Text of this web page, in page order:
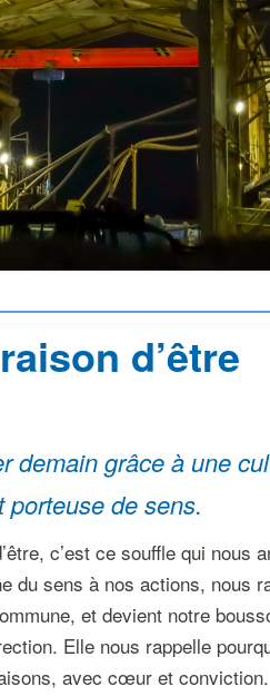
d’être
demain grâce à une
porteuse de sens.
c’est ce souffle qui nous
du sens à nos actions, nous
et devient notre
Elle nous rappelle
avec cœur et conviction.